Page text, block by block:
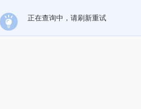
正在查询中，请刷新重试